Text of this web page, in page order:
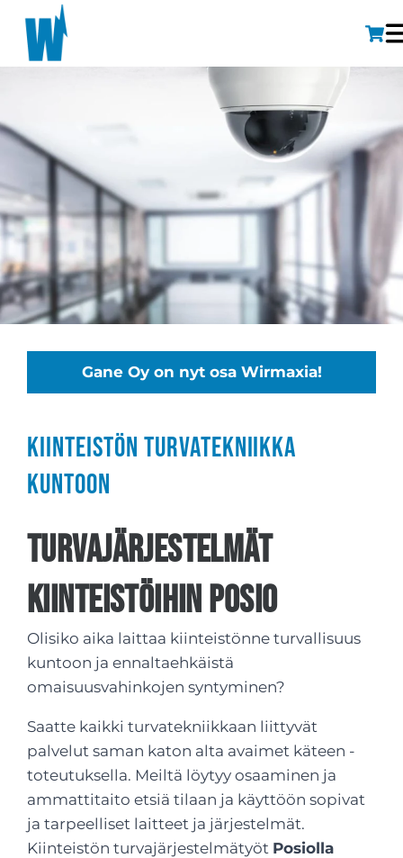
Gane Oy on nyt osa Wirmaxia!
Kiinteistön turvatekniikka
kuntoon
Turvajärjestelmät
kiinteistöihin Posio
Olisiko aika laittaa kiinteistönne turvallisuus
kuntoon ja ennaltaehkäistä
omaisuusvahinkojen syntyminen?
Saatte kaikki turvatekniikkaan liittyvät
palvelut saman katon alta avaimet käteen -
toteutuksella. Meiltä löytyy osaaminen ja
ammattitaito etsiä tilaan ja käyttöön sopivat
ja tarpeelliset laitteet ja järjestelmät.
Kiinteistön turvajärjestelmätyöt Posiolla